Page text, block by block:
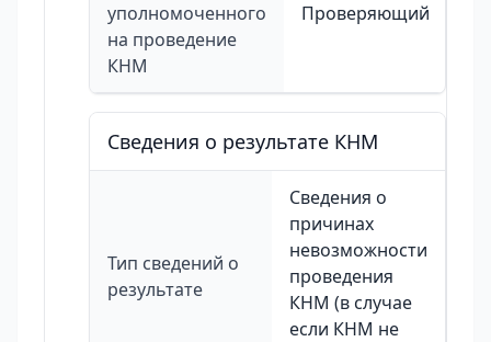
уполномоченного
на проведение
КНМ
Проверяющий
Сведения о результате КНМ
Тип сведений о
результате
Сведения о
причинах
невозможности
проведения
КНМ (в случае
если КНМ не